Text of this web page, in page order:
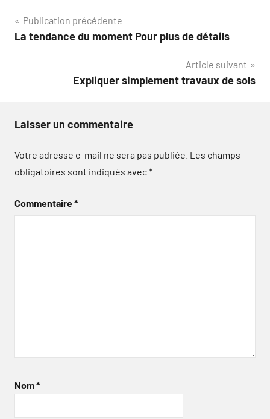
Navigation
de
Publication précédente
La tendance du moment Pour plus de détails
Article suivant
Expliquer simplement travaux de sols
Laisser un commentaire
Votre adresse e-mail ne sera pas publiée. Les champs
obligatoires sont indiqués avec*
Commentaire*
Nom*